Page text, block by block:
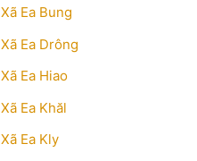
Xã Ea Bung
Xã Ea Drông
Xã Ea Hiao
Xã Ea Khăl
Xã Ea Kly